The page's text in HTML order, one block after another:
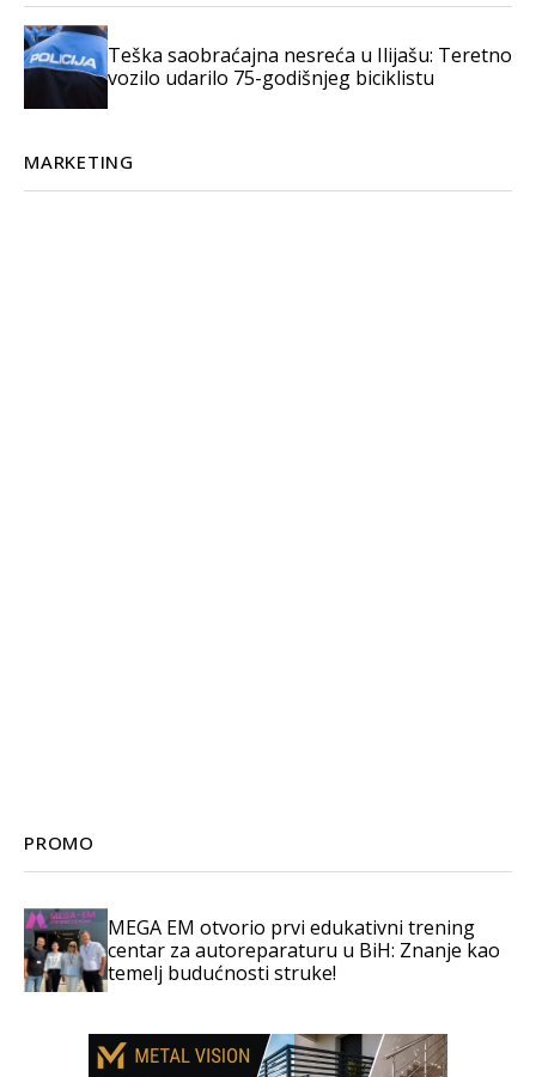
Teška saobraćajna nesreća u Ilijašu: Teretno
vozilo udarilo 75-godišnjeg biciklistu
MARKETING
PROMO
MEGA EM otvorio prvi edukativni trening
centar za autoreparaturu u BiH: Znanje kao
temelj budućnosti struke!